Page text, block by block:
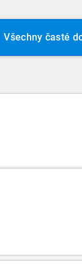
Všechny časté